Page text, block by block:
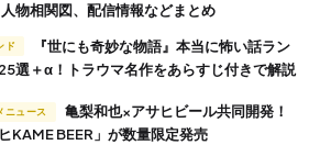
物相関図、配信情報などまとめ
ド
選＋α！トラウマ名作をあらすじ付きで解説
ニュース
ヒKAME BEER」が数量限定発売